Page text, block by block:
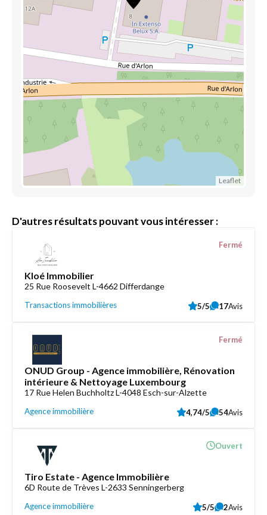
Leaflet
D'autres résultats pouvant vous intéresser :
Kloé Immobilier
25 Rue Roosevelt L-4662 Differdange
Transactions immobilières
Fermé
5/5 17Avis
ONUD Group - Agence immobilière, Rénovation
intérieure & Nettoyage Luxembourg
17 Rue Helen Buchholtz L-4048 Esch-sur-Alzette
Agence immobilière
Fermé
4,74/5 54Avis
Tiro Estate - Agence Immobilière
6D Route de Trèves L-2633 Senningerberg
Agence immobilière
Ouvert
5/5 2Avis